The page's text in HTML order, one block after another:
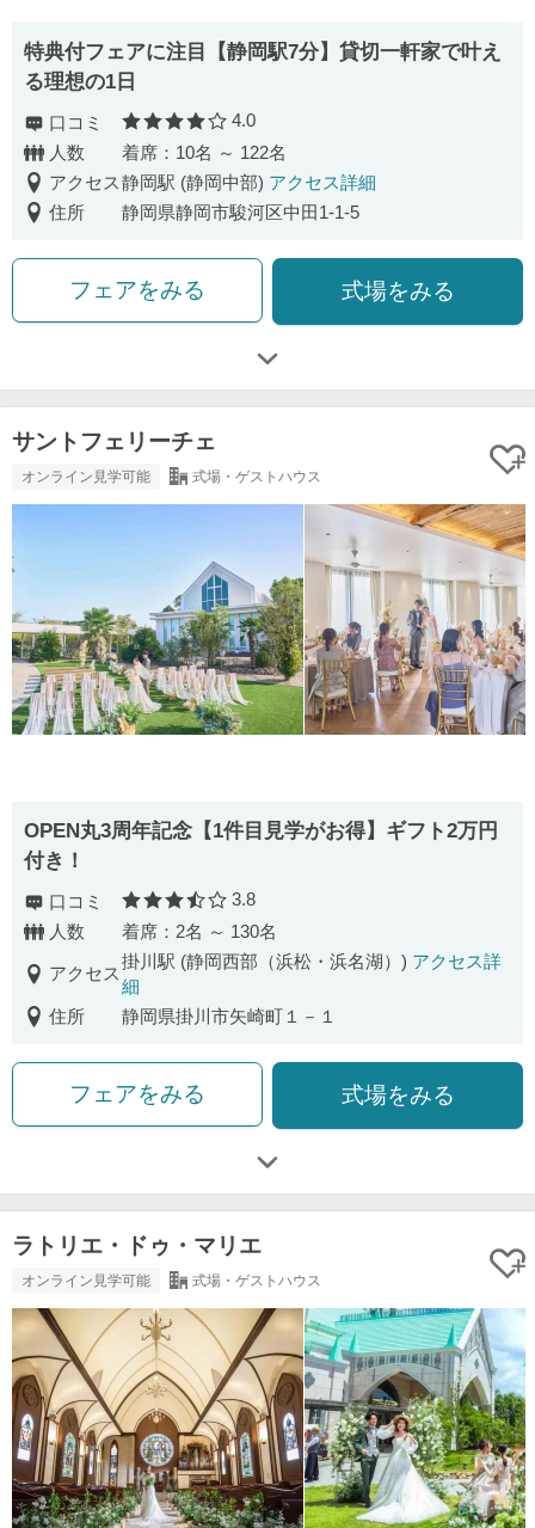
特典付フェアに注目【静岡駅7分】貸切一軒家で叶え
る理想の1日
口コミ 口コミ評価
4.0
人数
着席：10名 ～ 122名
アクセス静岡駅 (静岡中部) アクセス詳細
住所
静岡県静岡市駿河区中田1-1-5
フェアをみる 式場をみる
サントフェリーチェ
オンライン見学可能 式場・ゲストハウス
OPEN丸3周年記念【1件目見学がお得】ギフト2万円
付き！
口コミ 口コミ評価
3.8
人数
着席：2名 ～ 130名
アクセス
掛川駅 (静岡西部（浜松・浜名湖）) アクセス詳
細
住所
静岡県掛川市矢崎町１－１
フェアをみる 式場をみる
ラトリエ・ドゥ・マリエ
オンライン見学可能 式場・ゲストハウス